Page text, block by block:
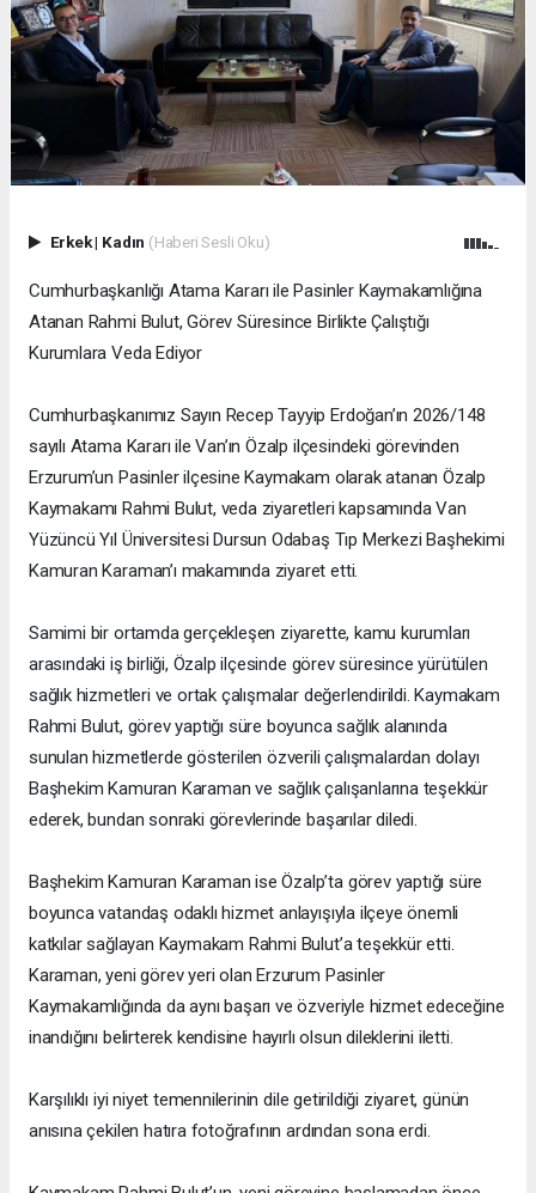
Erkek| Kadın (Haberi Sesli Oku)
Cumhurbaşkanlığı Atama Kararı ile Pasinler Kaymakamlığına
Atanan Rahmi Bulut, Görev Süresince Birlikte Çalıştığı
Kurumlara Veda Ediyor
Cumhurbaşkanımız Sayın Recep Tayyip Erdoğan’ın 2026/148
sayılı Atama Kararı ile Van’ın Özalp ilçesindeki görevinden
Erzurum’un Pasinler ilçesine Kaymakam olarak atanan Özalp
Kaymakamı Rahmi Bulut, veda ziyaretleri kapsamında Van
Yüzüncü Yıl Üniversitesi Dursun Odabaş Tıp Merkezi Başhekimi
Kamuran Karaman’ı makamında ziyaret etti.
Samimi bir ortamda gerçekleşen ziyarette, kamu kurumları
arasındaki iş birliği, Özalp ilçesinde görev süresince yürütülen
sağlık hizmetleri ve ortak çalışmalar değerlendirildi. Kaymakam
Rahmi Bulut, görev yaptığı süre boyunca sağlık alanında
sunulan hizmetlerde gösterilen özverili çalışmalardan dolayı
Başhekim Kamuran Karaman ve sağlık çalışanlarına teşekkür
ederek, bundan sonraki görevlerinde başarılar diledi.
Başhekim Kamuran Karaman ise Özalp’ta görev yaptığı süre
boyunca vatandaş odaklı hizmet anlayışıyla ilçeye önemli
katkılar sağlayan Kaymakam Rahmi Bulut’a teşekkür etti.
Karaman, yeni görev yeri olan Erzurum Pasinler
Kaymakamlığında da aynı başarı ve özveriyle hizmet edeceğine
inandığını belirterek kendisine hayırlı olsun dileklerini iletti.
Karşılıklı iyi niyet temennilerinin dile getirildiği ziyaret, günün
anısına çekilen hatıra fotoğrafının ardından sona erdi.